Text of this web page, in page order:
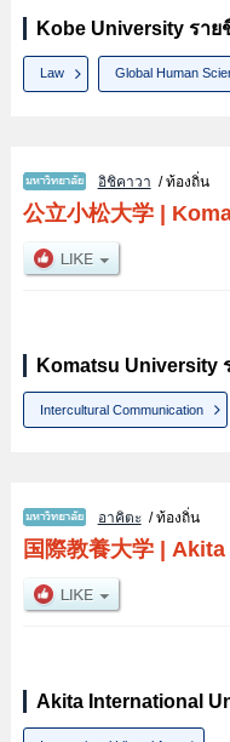
Kobe University รา
Law Global Human
อิชิคาวา / ท้องถิ่น
公立小松大学|
Komatsu University
Intercultural Communication
อาคิตะ/ ท้องถิ่น
国際教養大学|
Akita International